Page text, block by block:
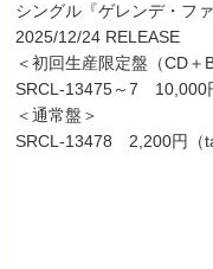
シングル『ゲレンデ・フ
2025/12/24 RELEASE
＜初回生産限定盤（CD＋
SRCL-13475～7 10,000
＜通常盤＞
SRCL-13478 2,200円（